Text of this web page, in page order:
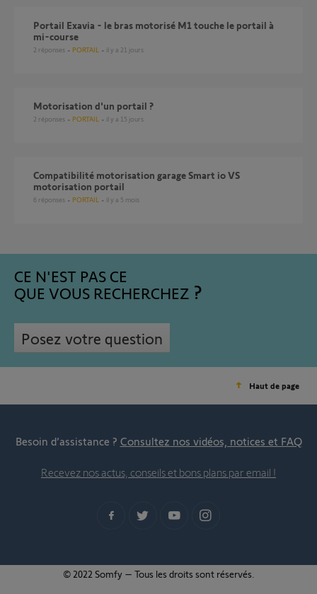
Portail Exavia - le bras motorisé M1 touche le portail à
mi-course
2 réponses PORTAIL il y a 21 jours
motorisation d'un portail ?
2 réponses PORTAIL il y a 15 jours
Compatibilité motorisation garage Smart io VS
motorisation portail
6 réponses PORTAIL il y a 5 mois
CE N'EST PAS CE
QUE VOUS RECHERCHEZ
Posez votre question
Haut de page
Besoin d’assistance ? Consultez nos vidéos, notices et FAQ
Recevez nos actus, conseils et bons plans par email !
© 2022 Somfy – Tous les droits sont réservés.